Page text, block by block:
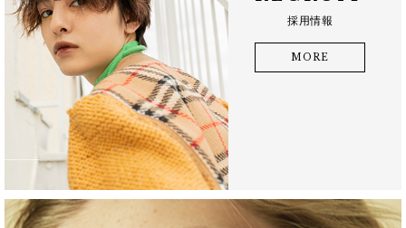
採用情報
MORE